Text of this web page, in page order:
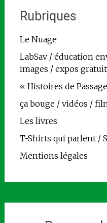
Rubriques
Le Nuage
LabSav / éducation
images / expos
« Histoires de
ça bouge / vidéos /
Les livres
T-Shirts qui parlent /
Mentions légales